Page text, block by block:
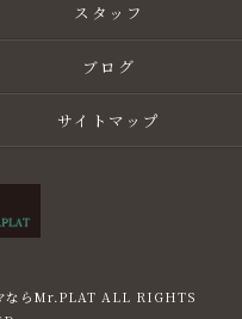
スタッフ
ブログ
サイトマップ
ならMr.PLAT ALL RIGHTS